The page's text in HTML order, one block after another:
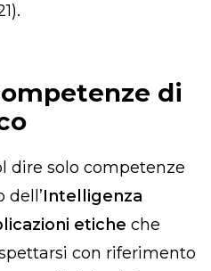
di
dire solo competenze
dell’Intelligenza
etiche che
con riferimento